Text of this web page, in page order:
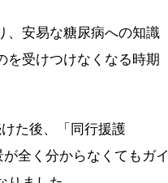
、安易な糖尿病への知識
を受けつけなくなる時期
た後、「同行援護
全く分からなくてもガイ